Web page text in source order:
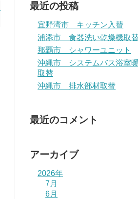
最近の投稿
宜野湾市 キッチン入替
浦添市 食器洗い乾燥機取
那覇市 シャワーユニット
沖縄市 システムバス浴室
取替
沖縄市 排水部材取替
最近のコメント
アーカイブ
2026年
7月
6月